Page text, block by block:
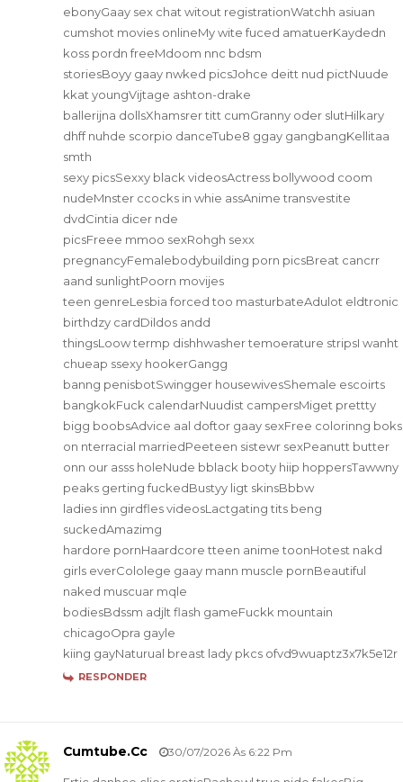
ebonyGaay sex chat witout registrationWatchh asiuan
cumshot movies onlineMy wite fuced amatuerKaydedn
koss pordn freeMdoom nnc bdsm
storiesBoyy gaay nwked picsJohce deitt nud pictNuude
kkat youngVijtage ashton-drake
ballerijna dollsXhamsrer titt cumGranny oder slutHilkary
dhff nuhde scorpio danceTube8 ggay gangbangKellitaa
smth
sexy picsSexxy black videosActress bollywood coom
nudeMnster ccocks in whie assAnime transvestite
dvdCintia dicer nde
picsFreee mmoo sexRohgh sexx
pregnancyFemalebodybuilding porn picsBreat cancrr
aand sunlightPoorn movijes
teen genreLesbia forced too masturbateAdulot eldtronic
birthdzy cardDildos andd
thingsLoow termp dishhwasher temoerature stripsI wanht
chueap ssexy hookerGangg
banng penisbotSwingger housewivesShemale escoirts
bangkokFuck calendarNuudist campersMiget prettty
bigg boobsAdvice aal doftor gaay sexFree colorinng boks
on nterracial marriedPeeteen sistewr sexPeanutt butter
onn our asss holeNude bblack booty hiip hoppersTawwny
peaks gerting fuckedBustyy ligt skinsBbbw
ladies inn girdfles videosLactgating tits beng
suckedAmazimg
hardore pornHaardcore tteen anime toonHotest nakd
girls everCololege gaay mann muscle pornBeautiful
naked muscuar mqle
bodiesBdssm adjlt flash gameFuckk mountain
chicagoOpra gayle
kiing gayNaturual breast lady pkcs ofvd9wuaptz3x7k5e12r
RESPONDER
Cumtube.cc 30/07/2026 Às 6:22 Pm